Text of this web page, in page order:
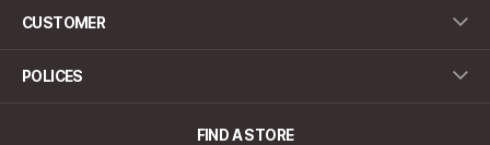
CUSTOMER
POLICES
FIND A STORE